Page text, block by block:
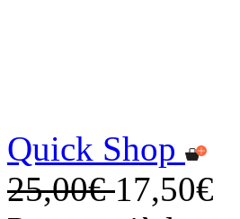
Quick Shop
25,00€17,50€